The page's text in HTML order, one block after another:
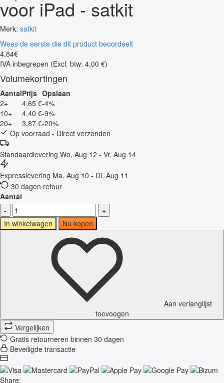
voor iPad - satkit
Merk: satkit
Wees de eerste die dit product beoordeelt
4,84€
IVA inbegrepen (Excl. btw: 4,00 €)
Volumekortingen
AantalPrijs Opslaan
2+
4,65 €-4%
10+
4,40 €-9%
20+
3,87 €-20%
Op voorraad - Direct verzonden
Standaardlevering Wo, Aug 12 - Vr, Aug 14
Expresslevering Ma, Aug 10 - Di, Aug 11
30 dagen retour
Aantal
-
+
In winkelwagen
Nu kopen
Aan verlanglijst
toevoegen
Vergelijken
Gratis retourneren binnen 30 dagen
Beveiligde transactie
Share: